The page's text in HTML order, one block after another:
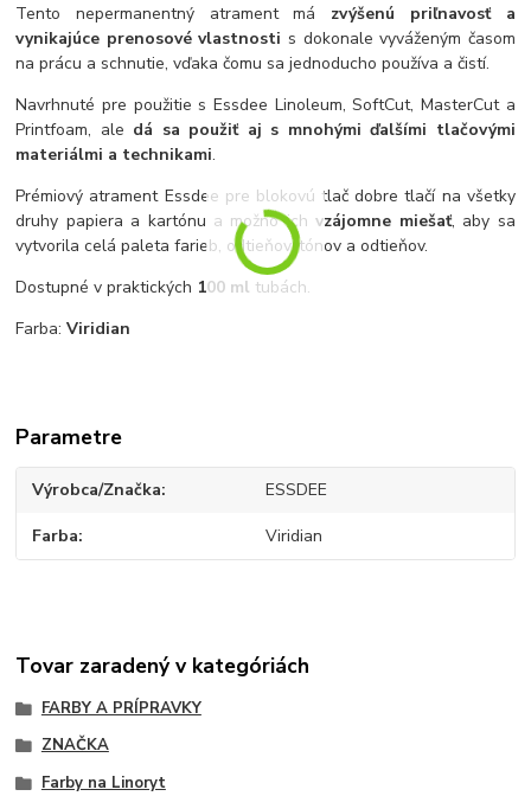
Tento nepermanentný atrament má zvýšenú priľnavosť a
vynikajúce prenosové vlastnosti s dokonale vyváženým časom
na prácu a schnutie, vďaka čomu sa jednoducho používa a čistí.
Navrhnuté pre použitie s Essdee Linoleum, SoftCut, MasterCut a
Printfoam, ale dá sa použiť aj s mnohými ďalšími tlačovými
materiálmi a technikami.
Prémiový atrament Essdee pre blokovú tlač dobre tlačí na všetky
druhy papiera a kartónu a možno ichvzájomne miešať, aby sa
vytvorila celá paleta farieb, odtieňov, tónov a odtieňov.
Dostupné v praktických 100 ml tubách.
Farba:Viridian
Parametre
Výrobca/Značka ESSDEE
Farba Viridian
Tovar zaradený v kategóriách
FARBY A PRÍPRAVKY
ZNAČKA
Farby na Linoryt